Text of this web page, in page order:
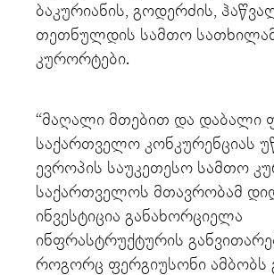
ბაკურიანის, გოდერძის,
თეთნულდის სამთო
კურორტები.
“მაღალი მთებით და დაბალი
საქართველო კონკურენციას
ევროპის საუკეთესო სამთო
საქართველოს მთავრობამ
ინვესტიცია განახორციელა
ინფრასტრუქტურის
როგორც ფერგიუსონი ამბობს